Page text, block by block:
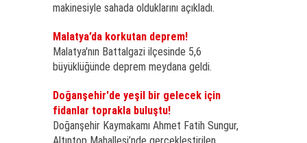
makinesiyle sahada olduklarını açıkladı.
Malatya’da korkutan deprem!
Malatya'nın Battalgazi ilçesinde 5,6
büyüklüğünde deprem meydana geldi.
Doğanşehir'de yeşil bir gelecek için
fidanlar toprakla buluştu!
Doğanşehir Kaymakamı Ahmet Fatih Sungur,